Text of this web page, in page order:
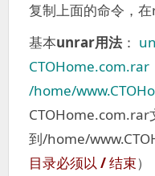
复制上面的命令，在
基本unrar用法 ：
CTOHome.com.rar
/home/
CTOHome.com.rar
到/home/
目录必须以 /结束）